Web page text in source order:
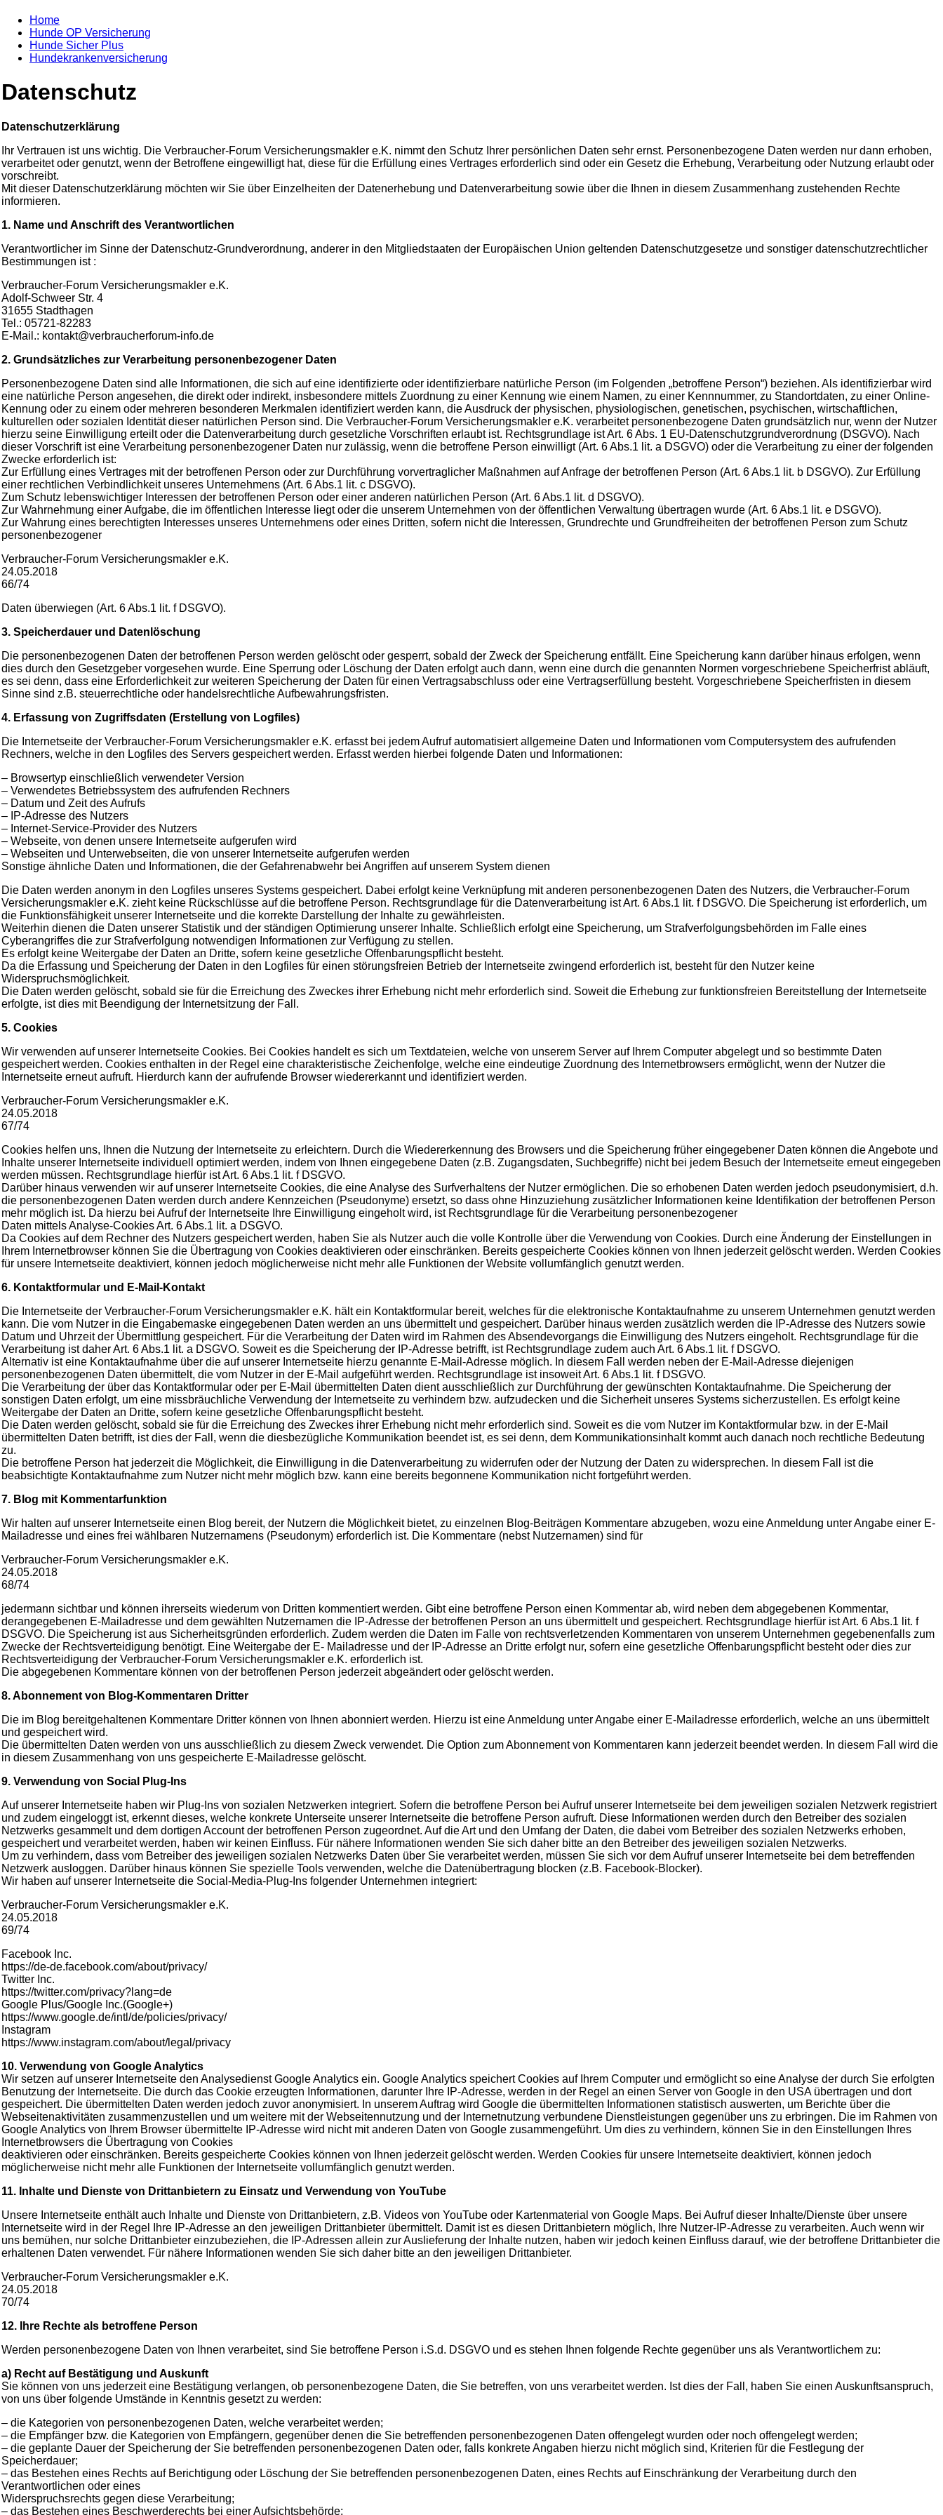
Home
Hunde OP Versicherung
Hunde Sicher Plus
Hundekrankenversicherung
Datenschutz
Datenschutzerklärung
Ihr Vertrauen ist uns wichtig. Die Verbraucher-Forum Versicherungsmakler e.K. nimmt den Schutz Ihrer persönlichen Daten sehr ernst. Personenbezogene Daten werden nur dann erhoben,
verarbeitet oder genutzt, wenn der Betroffene eingewilligt hat, diese für die Erfüllung eines Vertrages erforderlich sind oder ein Gesetz die Erhebung, Verarbeitung oder Nutzung erlaubt oder
vorschreibt.
Mit dieser Datenschutzerklärung möchten wir Sie über Einzelheiten der Datenerhebung und Datenverarbeitung sowie über die Ihnen in diesem Zusammenhang zustehenden Rechte
informieren.
1. Name und Anschrift des Verantwortlichen
Verantwortlicher im Sinne der Datenschutz-Grundverordnung, anderer in den Mitgliedstaaten der Europäischen Union geltenden Datenschutzgesetze und sonstiger datenschutzrechtlicher
Bestimmungen ist :
Verbraucher-Forum Versicherungsmakler e.K.
Adolf-Schweer Str. 4
31655 Stadthagen
Tel.: 05721-82283
E-Mail.: kontakt@verbraucherforum-info.de
2. Grundsätzliches zur Verarbeitung personenbezogener Daten
Personenbezogene Daten sind alle Informationen, die sich auf eine identifizierte oder identifizierbare natürliche Person (im Folgenden „betroffene Person“) beziehen. Als identifizierbar wird
eine natürliche Person angesehen, die direkt oder indirekt, insbesondere mittels Zuordnung zu einer Kennung wie einem Namen, zu einer Kennnummer, zu Standortdaten, zu einer Online-
Kennung oder zu einem oder mehreren besonderen Merkmalen identifiziert werden kann, die Ausdruck der physischen, physiologischen, genetischen, psychischen, wirtschaftlichen,
kulturellen oder sozialen Identität dieser natürlichen Person sind. Die Verbraucher-Forum Versicherungsmakler e.K. verarbeitet personenbezogene Daten grundsätzlich nur, wenn der Nutzer
hierzu seine Einwilligung erteilt oder die Datenverarbeitung durch gesetzliche Vorschriften erlaubt ist. Rechtsgrundlage ist Art. 6 Abs. 1 EU-Datenschutzgrundverordnung (DSGVO). Nach
dieser Vorschrift ist eine Verarbeitung personenbezogener Daten nur zulässig, wenn die betroffene Person einwilligt (Art. 6 Abs.1 lit. a DSGVO) oder die Verarbeitung zu einer der folgenden
Zwecke erforderlich ist:
Zur Erfüllung eines Vertrages mit der betroffenen Person oder zur Durchführung vorvertraglicher Maßnahmen auf Anfrage der betroffenen Person (Art. 6 Abs.1 lit. b DSGVO). Zur Erfüllung
einer rechtlichen Verbindlichkeit unseres Unternehmens (Art. 6 Abs.1 lit. c DSGVO).
Zum Schutz lebenswichtiger Interessen der betroffenen Person oder einer anderen natürlichen Person (Art. 6 Abs.1 lit. d DSGVO).
Zur Wahrnehmung einer Aufgabe, die im öffentlichen Interesse liegt oder die unserem Unternehmen von der öffentlichen Verwaltung übertragen wurde (Art. 6 Abs.1 lit. e DSGVO).
Zur Wahrung eines berechtigten Interesses unseres Unternehmens oder eines Dritten, sofern nicht die Interessen, Grundrechte und Grundfreiheiten der betroffenen Person zum Schutz
personenbezogener
Verbraucher-Forum Versicherungsmakler e.K.
24.05.2018
66/74
Daten überwiegen (Art. 6 Abs.1 lit. f DSGVO).
3. Speicherdauer und Datenlöschung
Die personenbezogenen Daten der betroffenen Person werden gelöscht oder gesperrt, sobald der Zweck der Speicherung entfällt. Eine Speicherung kann darüber hinaus erfolgen, wenn
dies durch den Gesetzgeber vorgesehen wurde. Eine Sperrung oder Löschung der Daten erfolgt auch dann, wenn eine durch die genannten Normen vorgeschriebene Speicherfrist abläuft,
es sei denn, dass eine Erforderlichkeit zur weiteren Speicherung der Daten für einen Vertragsabschluss oder eine Vertragserfüllung besteht. Vorgeschriebene Speicherfristen in diesem
Sinne sind z.B. steuerrechtliche oder handelsrechtliche Aufbewahrungsfristen.
4. Erfassung von Zugriffsdaten (Erstellung von Logfiles)
Die Internetseite der Verbraucher-Forum Versicherungsmakler e.K. erfasst bei jedem Aufruf automatisiert allgemeine Daten und Informationen vom Computersystem des aufrufenden
Rechners, welche in den Logfiles des Servers gespeichert werden. Erfasst werden hierbei folgende Daten und Informationen:
– Browsertyp einschließlich verwendeter Version
– Verwendetes Betriebssystem des aufrufenden Rechners
– Datum und Zeit des Aufrufs
– IP-Adresse des Nutzers
– Internet-Service-Provider des Nutzers
– Webseite, von denen unsere Internetseite aufgerufen wird
– Webseiten und Unterwebseiten, die von unserer Internetseite aufgerufen werden
Sonstige ähnliche Daten und Informationen, die der Gefahrenabwehr bei Angriffen auf unserem System dienen
Die Daten werden anonym in den Logfiles unseres Systems gespeichert. Dabei erfolgt keine Verknüpfung mit anderen personenbezogenen Daten des Nutzers, die Verbraucher-Forum
Versicherungsmakler e.K. zieht keine Rückschlüsse auf die betroffene Person. Rechtsgrundlage für die Datenverarbeitung ist Art. 6 Abs.1 lit. f DSGVO. Die Speicherung ist erforderlich, um
die Funktionsfähigkeit unserer Internetseite und die korrekte Darstellung der Inhalte zu gewährleisten.
Weiterhin dienen die Daten unserer Statistik und der ständigen Optimierung unserer Inhalte. Schließlich erfolgt eine Speicherung, um Strafverfolgungsbehörden im Falle eines
Cyberangriffes die zur Strafverfolgung notwendigen Informationen zur Verfügung zu stellen.
Es erfolgt keine Weitergabe der Daten an Dritte, sofern keine gesetzliche Offenbarungspflicht besteht.
Da die Erfassung und Speicherung der Daten in den Logfiles für einen störungsfreien Betrieb der Internetseite zwingend erforderlich ist, besteht für den Nutzer keine
Widerspruchsmöglichkeit.
Die Daten werden gelöscht, sobald sie für die Erreichung des Zweckes ihrer Erhebung nicht mehr erforderlich sind. Soweit die Erhebung zur funktionsfreien Bereitstellung der Internetseite
erfolgte, ist dies mit Beendigung der Internetsitzung der Fall.
5. Cookies
Wir verwenden auf unserer Internetseite Cookies. Bei Cookies handelt es sich um Textdateien, welche von unserem Server auf Ihrem Computer abgelegt und so bestimmte Daten
gespeichert werden. Cookies enthalten in der Regel eine charakteristische Zeichenfolge, welche eine eindeutige Zuordnung des Internetbrowsers ermöglicht, wenn der Nutzer die
Internetseite erneut aufruft. Hierdurch kann der aufrufende Browser wiedererkannt und identifiziert werden.
Verbraucher-Forum Versicherungsmakler e.K.
24.05.2018
67/74
Cookies helfen uns, Ihnen die Nutzung der Internetseite zu erleichtern. Durch die Wiedererkennung des Browsers und die Speicherung früher eingegebener Daten können die Angebote und
Inhalte unserer Internetseite individuell optimiert werden, indem von Ihnen eingegebene Daten (z.B. Zugangsdaten, Suchbegriffe) nicht bei jedem Besuch der Internetseite erneut eingegeben
werden müssen. Rechtsgrundlage hierfür ist Art. 6 Abs.1 lit. f DSGVO.
Darüber hinaus verwenden wir auf unserer Internetseite Cookies, die eine Analyse des Surfverhaltens der Nutzer ermöglichen. Die so erhobenen Daten werden jedoch pseudonymisiert, d.h.
die personenbezogenen Daten werden durch andere Kennzeichen (Pseudonyme) ersetzt, so dass ohne Hinzuziehung zusätzlicher Informationen keine Identifikation der betroffenen Person
mehr möglich ist. Da hierzu bei Aufruf der Internetseite Ihre Einwilligung eingeholt wird, ist Rechtsgrundlage für die Verarbeitung personenbezogener
Daten mittels Analyse-Cookies Art. 6 Abs.1 lit. a DSGVO.
Da Cookies auf dem Rechner des Nutzers gespeichert werden, haben Sie als Nutzer auch die volle Kontrolle über die Verwendung von Cookies. Durch eine Änderung der Einstellungen in
Ihrem Internetbrowser können Sie die Übertragung von Cookies deaktivieren oder einschränken. Bereits gespeicherte Cookies können von Ihnen jederzeit gelöscht werden. Werden Cookies
für unsere Internetseite deaktiviert, können jedoch möglicherweise nicht mehr alle Funktionen der Website vollumfänglich genutzt werden.
6. Kontaktformular und E-Mail-Kontakt
Die Internetseite der Verbraucher-Forum Versicherungsmakler e.K. hält ein Kontaktformular bereit, welches für die elektronische Kontaktaufnahme zu unserem Unternehmen genutzt werden
kann. Die vom Nutzer in die Eingabemaske eingegebenen Daten werden an uns übermittelt und gespeichert. Darüber hinaus werden zusätzlich werden die IP-Adresse des Nutzers sowie
Datum und Uhrzeit der Übermittlung gespeichert. Für die Verarbeitung der Daten wird im Rahmen des Absendevorgangs die Einwilligung des Nutzers eingeholt. Rechtsgrundlage für die
Verarbeitung ist daher Art. 6 Abs.1 lit. a DSGVO. Soweit es die Speicherung der IP-Adresse betrifft, ist Rechtsgrundlage zudem auch Art. 6 Abs.1 lit. f DSGVO.
Alternativ ist eine Kontaktaufnahme über die auf unserer Internetseite hierzu genannte E-Mail-Adresse möglich. In diesem Fall werden neben der E-Mail-Adresse diejenigen
personenbezogenen Daten übermittelt, die vom Nutzer in der E-Mail aufgeführt werden. Rechtsgrundlage ist insoweit Art. 6 Abs.1 lit. f DSGVO.
Die Verarbeitung der über das Kontaktformular oder per E-Mail übermittelten Daten dient ausschließlich zur Durchführung der gewünschten Kontaktaufnahme. Die Speicherung der
sonstigen Daten erfolgt, um eine missbräuchliche Verwendung der Internetseite zu verhindern bzw. aufzudecken und die Sicherheit unseres Systems sicherzustellen. Es erfolgt keine
Weitergabe der Daten an Dritte, sofern keine gesetzliche Offenbarungspflicht besteht.
Die Daten werden gelöscht, sobald sie für die Erreichung des Zweckes ihrer Erhebung nicht mehr erforderlich sind. Soweit es die vom Nutzer im Kontaktformular bzw. in der E-Mail
übermittelten Daten betrifft, ist dies der Fall, wenn die diesbezügliche Kommunikation beendet ist, es sei denn, dem Kommunikationsinhalt kommt auch danach noch rechtliche Bedeutung
zu.
Die betroffene Person hat jederzeit die Möglichkeit, die Einwilligung in die Datenverarbeitung zu widerrufen oder der Nutzung der Daten zu widersprechen. In diesem Fall ist die
beabsichtigte Kontaktaufnahme zum Nutzer nicht mehr möglich bzw. kann eine bereits begonnene Kommunikation nicht fortgeführt werden.
7. Blog mit Kommentarfunktion
Wir halten auf unserer Internetseite einen Blog bereit, der Nutzern die Möglichkeit bietet, zu einzelnen Blog-Beiträgen Kommentare abzugeben, wozu eine Anmeldung unter Angabe einer E-
Mailadresse und eines frei wählbaren Nutzernamens (Pseudonym) erforderlich ist. Die Kommentare (nebst Nutzernamen) sind für
Verbraucher-Forum Versicherungsmakler e.K.
24.05.2018
68/74
jedermann sichtbar und können ihrerseits wiederum von Dritten kommentiert werden. Gibt eine betroffene Person einen Kommentar ab, wird neben dem abgegebenen Kommentar,
derangegebenen E-Mailadresse und dem gewählten Nutzernamen die IP-Adresse der betroffenen Person an uns übermittelt und gespeichert. Rechtsgrundlage hierfür ist Art. 6 Abs.1 lit. f
DSGVO. Die Speicherung ist aus Sicherheitsgründen erforderlich. Zudem werden die Daten im Falle von rechtsverletzenden Kommentaren von unserem Unternehmen gegebenenfalls zum
Zwecke der Rechtsverteidigung benötigt. Eine Weitergabe der E- Mailadresse und der IP-Adresse an Dritte erfolgt nur, sofern eine gesetzliche Offenbarungspflicht besteht oder dies zur
Rechtsverteidigung der Verbraucher-Forum Versicherungsmakler e.K. erforderlich ist.
Die abgegebenen Kommentare können von der betroffenen Person jederzeit abgeändert oder gelöscht werden.
8. Abonnement von Blog-Kommentaren Dritter
Die im Blog bereitgehaltenen Kommentare Dritter können von Ihnen abonniert werden. Hierzu ist eine Anmeldung unter Angabe einer E-Mailadresse erforderlich, welche an uns übermittelt
und gespeichert wird.
Die übermittelten Daten werden von uns ausschließlich zu diesem Zweck verwendet. Die Option zum Abonnement von Kommentaren kann jederzeit beendet werden. In diesem Fall wird die
in diesem Zusammenhang von uns gespeicherte E-Mailadresse gelöscht.
9. Verwendung von Social Plug-Ins
Auf unserer Internetseite haben wir Plug-Ins von sozialen Netzwerken integriert. Sofern die betroffene Person bei Aufruf unserer Internetseite bei dem jeweiligen sozialen Netzwerk registriert
und zudem eingeloggt ist, erkennt dieses, welche konkrete Unterseite unserer Internetseite die betroffene Person aufruft. Diese Informationen werden durch den Betreiber des sozialen
Netzwerks gesammelt und dem dortigen Account der betroffenen Person zugeordnet. Auf die Art und den Umfang der Daten, die dabei vom Betreiber des sozialen Netzwerks erhoben,
gespeichert und verarbeitet werden, haben wir keinen Einfluss. Für nähere Informationen wenden Sie sich daher bitte an den Betreiber des jeweiligen sozialen Netzwerks.
Um zu verhindern, dass vom Betreiber des jeweiligen sozialen Netzwerks Daten über Sie verarbeitet werden, müssen Sie sich vor dem Aufruf unserer Internetseite bei dem betreffenden
Netzwerk ausloggen. Darüber hinaus können Sie spezielle Tools verwenden, welche die Datenübertragung blocken (z.B. Facebook-Blocker).
Wir haben auf unserer Internetseite die Social-Media-Plug-Ins folgender Unternehmen integriert:
Verbraucher-Forum Versicherungsmakler e.K.
24.05.2018
69/74
Facebook Inc.
https://de-de.facebook.com/about/privacy/
Twitter Inc.
https://twitter.com/privacy?lang=de
Google Plus/Google Inc.(Google+)
https://www.google.de/intl/de/policies/privacy/
Instagram
https://www.instagram.com/about/legal/privacy
10. Verwendung von Google Analytics
Wir setzen auf unserer Internetseite den Analysedienst Google Analytics ein. Google Analytics speichert Cookies auf Ihrem Computer und ermöglicht so eine Analyse der durch Sie erfolgten
Benutzung der Internetseite. Die durch das Cookie erzeugten Informationen, darunter Ihre IP-Adresse, werden in der Regel an einen Server von Google in den USA übertragen und dort
gespeichert. Die übermittelten Daten werden jedoch zuvor anonymisiert. In unserem Auftrag wird Google die übermittelten Informationen statistisch auswerten, um Berichte über die
Webseitenaktivitäten zusammenzustellen und um weitere mit der Webseitennutzung und der Internetnutzung verbundene Dienstleistungen gegenüber uns zu erbringen. Die im Rahmen von
Google Analytics von Ihrem Browser übermittelte IP-Adresse wird nicht mit anderen Daten von Google zusammengeführt. Um dies zu verhindern, können Sie in den Einstellungen Ihres
Internetbrowsers die Übertragung von Cookies
deaktivieren oder einschränken. Bereits gespeicherte Cookies können von Ihnen jederzeit gelöscht werden. Werden Cookies für unsere Internetseite deaktiviert, können jedoch
möglicherweise nicht mehr alle Funktionen der Internetseite vollumfänglich genutzt werden.
11. Inhalte und Dienste von Drittanbietern zu Einsatz und Verwendung von YouTube
Unsere Internetseite enthält auch Inhalte und Dienste von Drittanbietern, z.B. Videos von YouTube oder Kartenmaterial von Google Maps. Bei Aufruf dieser Inhalte/Dienste über unsere
Internetseite wird in der Regel Ihre IP-Adresse an den jeweiligen Drittanbieter übermittelt. Damit ist es diesen Drittanbietern möglich, Ihre Nutzer-IP-Adresse zu verarbeiten. Auch wenn wir
uns bemühen, nur solche Drittanbieter einzubeziehen, die IP-Adressen allein zur Auslieferung der Inhalte nutzen, haben wir jedoch keinen Einfluss darauf, wie der betroffene Drittanbieter die
erhaltenen Daten verwendet. Für nähere Informationen wenden Sie sich daher bitte an den jeweiligen Drittanbieter.
Verbraucher-Forum Versicherungsmakler e.K.
24.05.2018
70/74
12. Ihre Rechte als betroffene Person
Werden personenbezogene Daten von Ihnen verarbeitet, sind Sie betroffene Person i.S.d. DSGVO und es stehen Ihnen folgende Rechte gegenüber uns als Verantwortlichem zu:
a) Recht auf Bestätigung und Auskunft
Sie können von uns jederzeit eine Bestätigung verlangen, ob personenbezogene Daten, die Sie betreffen, von uns verarbeitet werden. Ist dies der Fall, haben Sie einen Auskunftsanspruch,
von uns über folgende Umstände in Kenntnis gesetzt zu werden:
– die Kategorien von personenbezogenen Daten, welche verarbeitet werden;
– die Empfänger bzw. die Kategorien von Empfängern, gegenüber denen die Sie betreffenden personenbezogenen Daten offengelegt wurden oder noch offengelegt werden;
– die geplante Dauer der Speicherung der Sie betreffenden personenbezogenen Daten oder, falls konkrete Angaben hierzu nicht möglich sind, Kriterien für die Festlegung der
Speicherdauer;
– das Bestehen eines Rechts auf Berichtigung oder Löschung der Sie betreffenden personenbezogenen Daten, eines Rechts auf Einschränkung der Verarbeitung durch den
Verantwortlichen oder eines
Widerspruchsrechts gegen diese Verarbeitung;
– das Bestehen eines Beschwerderechts bei einer Aufsichtsbehörde;